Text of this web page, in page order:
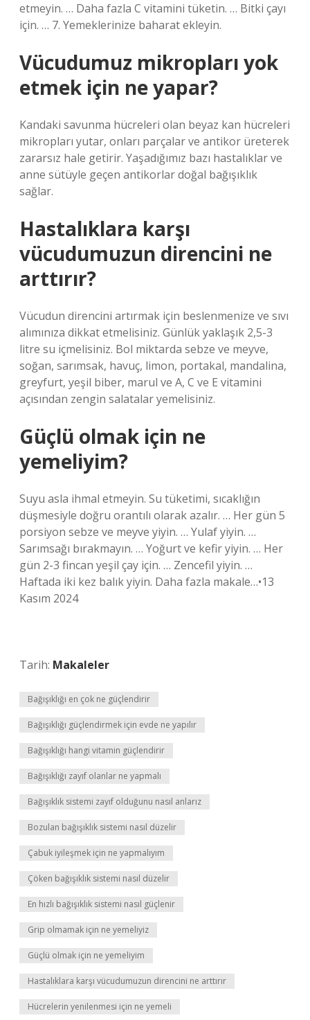
etmeyin. … Daha fazla C vitamini tüketin. … Bitki çayı
için. … 7. Yemeklerinize baharat ekleyin.
Vücudumuz mikropları yok
etmek için ne yapar?
Kandaki savunma hücreleri olan beyaz kan hücreleri
mikropları yutar, onları parçalar ve antikor üreterek
zararsız hale getirir. Yaşadığımız bazı hastalıklar ve
anne sütüyle geçen antikorlar doğal bağışıklık
sağlar.
Hastalıklara karşı
vücudumuzun direncini ne
arttırır?
Vücudun direncini artırmak için beslenmenize ve sıvı
alımınıza dikkat etmelisiniz. Günlük yaklaşık 2,5-3
litre su içmelisiniz. Bol miktarda sebze ve meyve,
soğan, sarımsak, havuç, limon, portakal, mandalina,
greyfurt, yeşil biber, marul ve A, C ve E vitamini
açısından zengin salatalar yemelisiniz.
Güçlü olmak için ne
yemeliyim?
Suyu asla ihmal etmeyin. Su tüketimi, sıcaklığın
düşmesiyle doğru orantılı olarak azalır. … Her gün 5
porsiyon sebze ve meyve yiyin. … Yulaf yiyin. …
Sarımsağı bırakmayın. … Yoğurt ve kefir yiyin. … Her
gün 2-3 fincan yeşil çay için. … Zencefil yiyin. …
Haftada iki kez balık yiyin. Daha fazla makale…•13
Kasım 2024
Tarih: Makaleler
Bağışıklığı en çok ne güçlendirir
Bağışıklığı güçlendirmek için evde ne yapılır
Bağışıklığı hangi vitamin güçlendirir
Bağışıklığı zayıf olanlar ne yapmalı
Bağışıklık sistemi zayıf olduğunu nasıl anlarız
Bozulan bağışıklık sistemi nasıl düzelir
Çabuk iyileşmek için ne yapmalıyım
Çöken bağışıklık sistemi nasıl düzelir
En hızlı bağışıklık sistemi nasıl güçlenir
Grip olmamak için ne yemeliyiz
Güçlü olmak için ne yemeliyim
Hastalıklara karşı vücudumuzun direncini ne arttırır
Hücrelerin yenilenmesi için ne yemeli